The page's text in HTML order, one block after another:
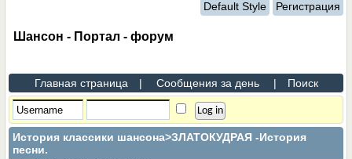
Default Style Регистрация
Шансон - Портал - форум
Главная страница | Сообщения за день | Поиск
История классики шансона>ЗЛАТОКУДРАЯ -История
песни.